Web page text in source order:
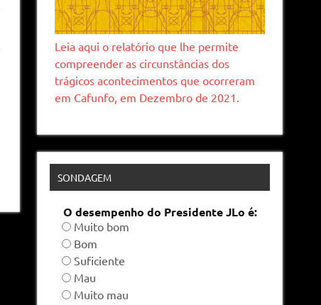
Leia aqui o relatório que lhe permite
compreender as circunstâncias dos
trágicos acontecimentos que ocorreram
em Cafunfo, em Dezembro de 2021.
SONDAGEM
O desempenho do Presidente JLo é:
Muito bom
Bom
Suficiente
Mau
Muito mau